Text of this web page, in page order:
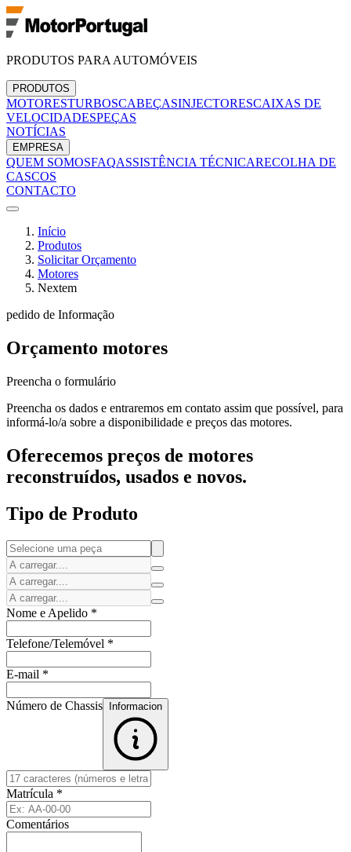
PRODUTOS PARA AUTOMÓVEIS
PRODUTOS
MOTORESTURBOSCABEÇASINJECTORESCAIXAS DE
VELOCIDADESPEÇAS
NOTÍCIAS
EMPRESA
QUEM SOMOSFAQASSISTÊNCIA TÉCNICARECOLHA DE
CASCOS
CONTACTO
Início
Produtos
Solicitar Orçamento
Motores
Nextem
pedido de Informação
Orçamento motores
Preencha o formulário
Preencha os dados e entraremos em contato assim que possível, para
informá-lo/a sobre a disponibilidade e preços das motores.
Oferecemos preços de motores
reconstruídos, usados e novos.
Tipo de Produto
Nome e Apelido *
Telefone/Telemóvel *
E-mail *
Número de Chassis Informacion
Matrícula *
Comentários